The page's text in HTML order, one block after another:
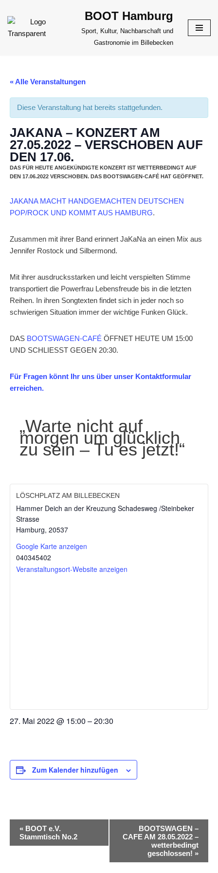
Zum
Inhalt
BOOT Hamburg
Sport, Kultur, Nachbarschaft und
Gastronomie im Billebecken
« Alle Veranstaltungen
Diese Veranstaltung hat bereits stattgefunden.
JAKANA – KONZERT AM
27.05.2022 – VERSCHOBEN AUF
DEN 17.06.
DAS FÜR HEUTE ANGEKÜNDIGTE KONZERT IST WETTERBEDINGT AUF
DEN 17.06.2022 VERSCHOBEN. DAS BOOTSWAGEN-CAFÉ HAT GEÖFFNET.
JAKANA MACHT HANDGEMACHTEN DEUTSCHEN
POP/ROCK UND KOMMT AUS HAMBURG.
Zusammen mit ihrer Band erinnert JaKaNa an einen Mix aus
Jennifer Rostock und Silbermond.
Mit ihrer ausdrucksstarken und leicht verspielten Stimme
transportiert die Powerfrau Lebensfreude bis in die letzten
Reihen. In ihren Songtexten findet sich in jeder noch so
schwierigen Situation immer der wichtige Funken Glück.
DAS BOOTSWAGEN-CAFÉ ÖFFNET HEUTE UM 15:00
UND SCHLIESST GEGEN 20:30.
Für Fragen könnt Ihr uns über unser Kontaktformular
erreichen.
„Warte nicht auf
morgen um glücklich
zu sein – Tu es jetzt!“
LÖSCHPLATZ AM BILLEBECKEN
Hammer Deich an der Kreuzung Schadesweg /Steinbeker
Strasse
Hamburg, 20537
Google Karte anzeigen
040345402
Veranstaltungsort-Website anzeigen
27. Mai 2022@ 15:00 –20:30
Zum Kalender hinzufügen
VERANSTALTUNG-
NAVIGATION
« BOOT e.V.
Stammtisch No.2
BOOTSWAGEN –
CAFE AM 28.05.2022 –
wetterbedingt
geschlossen! »